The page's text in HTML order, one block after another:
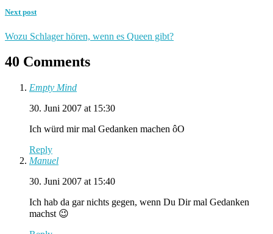
Next post
Wozu Schlager hören, wenn es Queen gibt?
40 Comments
Empty Mind
30. Juni 2007 at 15:30
Ich würd mir mal Gedanken machen ôO
Reply
Manuel
30. Juni 2007 at 15:40
Ich hab da gar nichts gegen, wenn Du Dir mal Gedanken
machst 😉